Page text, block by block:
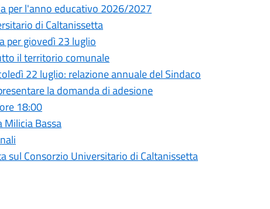
per l'anno educativo 2026/2027
di Caltanissetta
per giovedì 23 luglio
il territorio comunale
22 luglio: relazione annuale del Sindaco
la domanda di adesione
18:00
Milicia Bassa
sul Consorzio Universitario di Caltanissetta